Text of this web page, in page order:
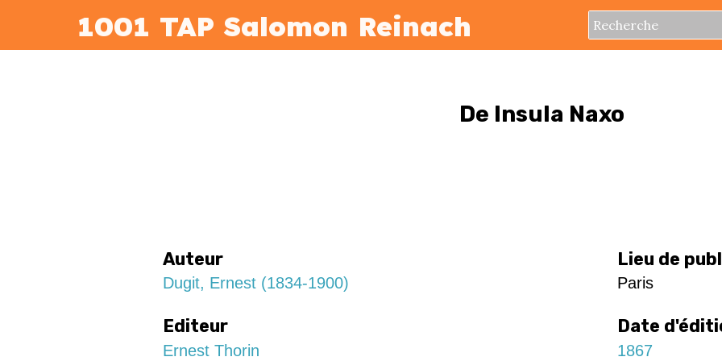
1001 TAP Salomon Reinach
De Insula Naxo
Auteur
Dugit, Ernest (1834-1900)
Lieu de
Paris
Editeur
Ernest Thorin
Date
1867